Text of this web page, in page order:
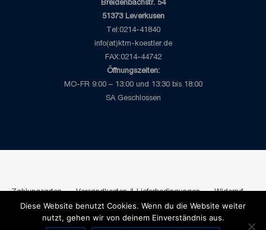
Breidenbachstr. 54
51373 Leverkusen
Tel:0214-41840
info(at)ktm-koestler.de
FAX:0214-44742
Öffnungszeiten:
MO-FR 9:00 – 13:00 und 13:30 bis 18:00
SA Geschlossen
Zahlungsarten Versandkosten & Lieferbedingungen
Widerruf
AGB
Datenschutzbelehrung Impressum
Diese Website benutzt Cookies. Wenn du die Website weiter
nutzt, gehen wir von deinem Einverständnis aus.